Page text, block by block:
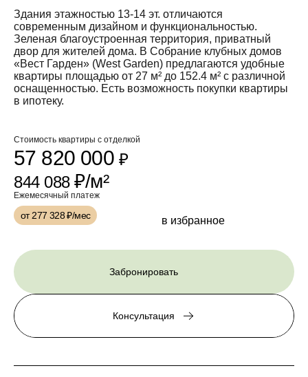
Здания этажностью 13-14 эт. отличаются
современным дизайном и функциональностью.
Зеленая благоустроенная территория, приватный
двор для жителей дома. В Собрание клубных домов
«Вест Гарден» (West Garden) предлагаются удобные
квартиры площадью от 27 м² до 152.4 м² с различной
оснащенностью. Есть возможность покупки квартиры
в ипотеку.
Стоимость квартиры с отделкой
57 820 000₽
844 088₽/м²
Ежемесячный платеж
от 277 328₽/мес в избранное
Забронировать
Консультация